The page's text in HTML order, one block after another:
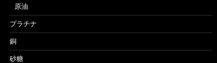
原油
プラチナ
銅
砂糖